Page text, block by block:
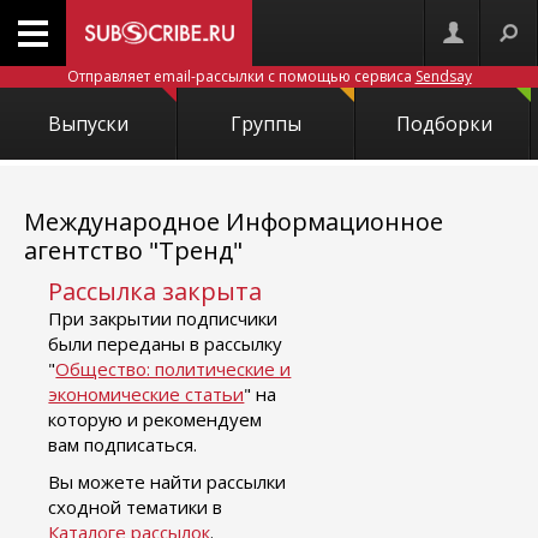
Отправляет email-рассылки с помощью сервиса Sendsay
Выпуски Группы Подборки
Международное Информационное
агентство "Тренд"
Рассылка закрыта
При закрытии подписчики
были переданы в рассылку
"Общество: политические и
экономические статьи" на
которую и рекомендуем
вам подписаться.
Вы можете найти рассылки
сходной тематики в
Каталоге рассылок.